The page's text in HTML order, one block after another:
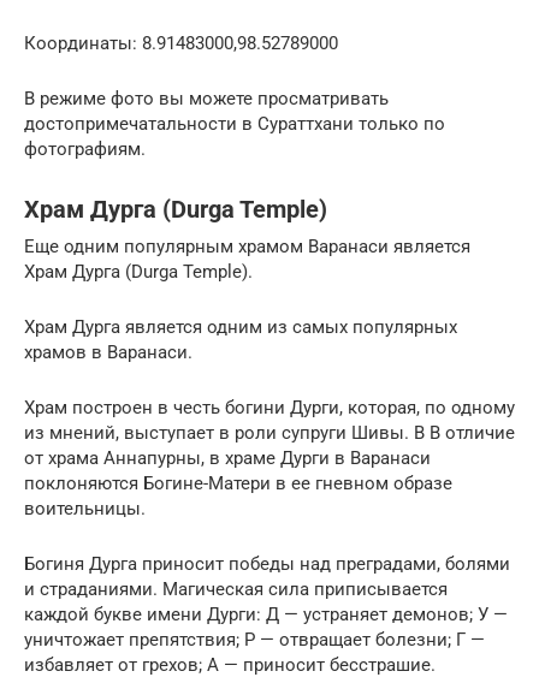
Координаты: 8.91483000,98.52789000
В режиме фото вы можете просматривать
достопримечатальности в Сураттхани только по
фотографиям.
Храм Дурга (Durga Temple)
Еще одним популярным храмом Варанаси является
Храм Дурга (Durga Temple).
Храм Дурга является одним из самых популярных
храмов в Варанаси.
Храм построен в честь богини Дурги, которая, по одному
из мнений, выступает в роли супруги Шивы. В В отличие
от храма Аннапурны, в храме Дурги в Варанаси
поклоняются Богине-Матери в ее гневном образе
воительницы.
Богиня Дурга приносит победы над преградами, болями
и страданиями. Магическая сила приписывается
каждой букве имени Дурги: Д — устраняет демонов; У —
уничтожает препятствия; Р — отвращает болезни; Г —
избавляет от грехов; А — приносит бесстрашие.